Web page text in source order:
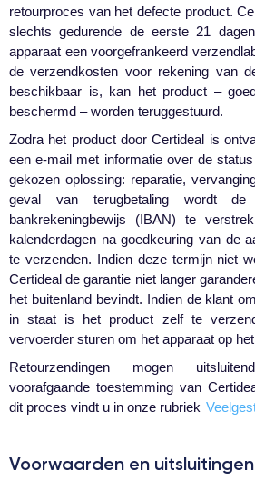
retourproces van het defecte product.
slechts gedurende de eerste 21
apparaat een voorgefrankeerd
de verzendkosten voor rekening van
beschikbaar is, kan het product –
beschermd – worden teruggestuurd.
Zodra het product door Certideal is
een e-mail met informatie over de
gekozen oplossing: reparatie,
geval van terugbetaling wordt
bankrekeningbewijs (IBAN) te
kalenderdagen na goedkeuring van de
te verzenden. Indien deze termijn niet
Certideal de garantie niet langer
het buitenland bevindt. Indien de klant
in staat is het product zelf te
vervoerder sturen om het apparaat op
Retourzendingen mogen
voorafgaande toestemming van
dit proces vindt u in onze rubriek
Voorwaarden en uitsluitingen